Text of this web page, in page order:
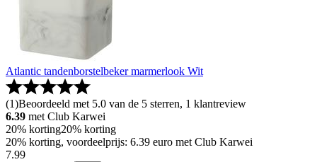
Atlantic tandenborstelbeker marmerlook Wit
(1)Beoordeeld met 5.0 van de 5 sterren, 1 klantreview
6.39 met Club Karwei
20% korting20% korting
20% korting, voordeelprijs: 6.39 euro met Club Karwei
7.99